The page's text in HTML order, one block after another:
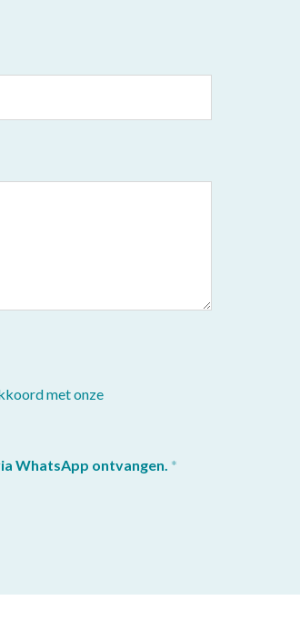
met onze
WhatsApp ontvangen.